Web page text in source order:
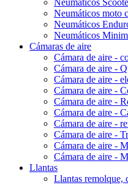
Neumáticos
Neumáticos moto
Neumáticos
Neumáticos
Cámaras de aire
Cámara de aire -
Cámara de aire -
Cámara de aire -
Cámara de aire -
Cámara de aire -
Cámara de aire -
Cámara de aire -
Cámara de aire -
Cámara de aire -
Cámara de aire -
Llantas
Llantas remolque,